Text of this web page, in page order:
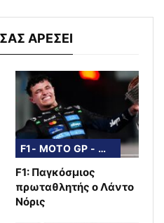
ΑΡΕΣΕΙ
F1- MOTO GP - WRC
F1: Παγκόσμιος
πρωταθλητής ο Λάντο
Νόρις